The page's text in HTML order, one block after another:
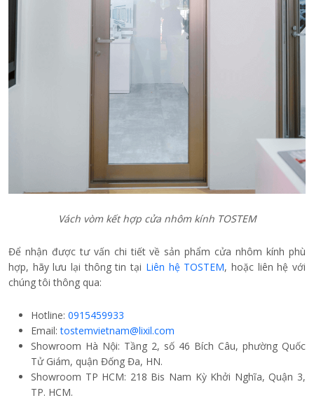
Vách vòm kết hợp cửa nhôm kính TOSTEM
Để nhận được tư vấn chi tiết về sản phẩm cửa nhôm kính phù
hợp, hãy lưu lại thông tin tại Liên hệ TOSTEM, hoặc liên hệ với
chúng tôi thông qua:
Hotline: 0915459933
Email:tostemvietnam@lixil.com
Showroom Hà Nội: Tầng 2, số 46 Bích Câu, phường Quốc
Tử Giám, quận Đống Đa, HN.
Showroom TP HCM: 218 Bis Nam Kỳ Khởi Nghĩa, Quận 3,
TP. HCM.